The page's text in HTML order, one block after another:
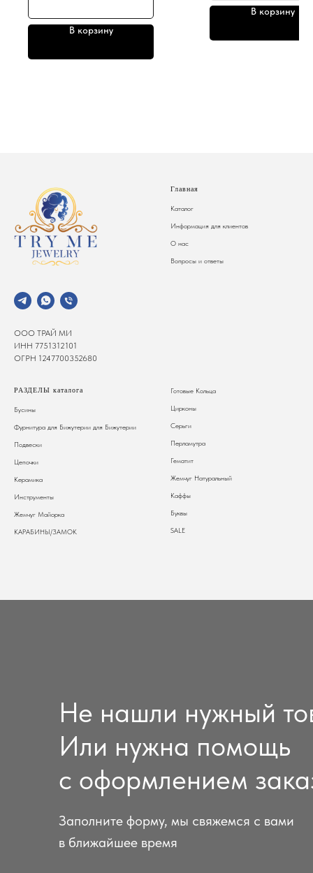
В корзину
В корзину
ООО ТРАЙ МИ
ИНН 7751312101
ОГРН 1247700352680
Главная
Каталог
Информация для клиентов
О нас
Вопросы и ответы
РАЗДЕЛЫ каталога
Бусины
Фурнитура для Бижутерии для Бижутерии
Подвески
Цепочки
Керамика
Инструменты
Жемчуг Майорка
КАРАБИНЫ/ЗАМОК
Готовые Кольца
Цирконы
Серьги
Перламутра
Гематит
Жемчуг Натуральный
Каффы
Буквы
SALE
Не нашли нужный
Или нужна помощь
с оформлением
Заполните форму, мы свяжемся с вами
в ближайшее время